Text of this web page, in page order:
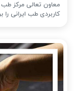
معاون تعالی مرکز
کاربردی طب ایرانی